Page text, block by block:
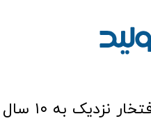
فروشگاه آنلاین